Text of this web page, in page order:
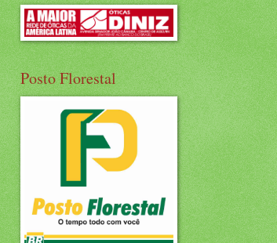
Posto Florestal